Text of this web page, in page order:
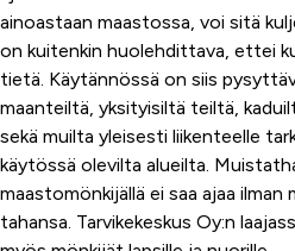
ainoastaan maastossa, voi sitä
on kuitenkin huolehdittava, ettei
tietä. Käytännössä on siis
maanteiltä, yksityisiltä teiltä,
sekä muilta yleisesti liikenteelle
käytössä olevilta alueilta.
maastomönkijällä ei saa ajaa ilman
tahansa. Tarvikekeskus Oy:n